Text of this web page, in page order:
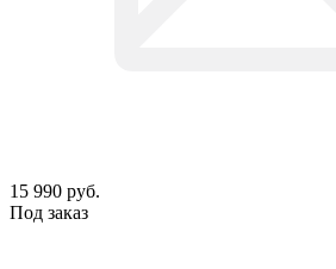
15 990 руб.
Под заказ